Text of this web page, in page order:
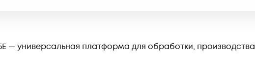
— универсальная платформа для обработки,